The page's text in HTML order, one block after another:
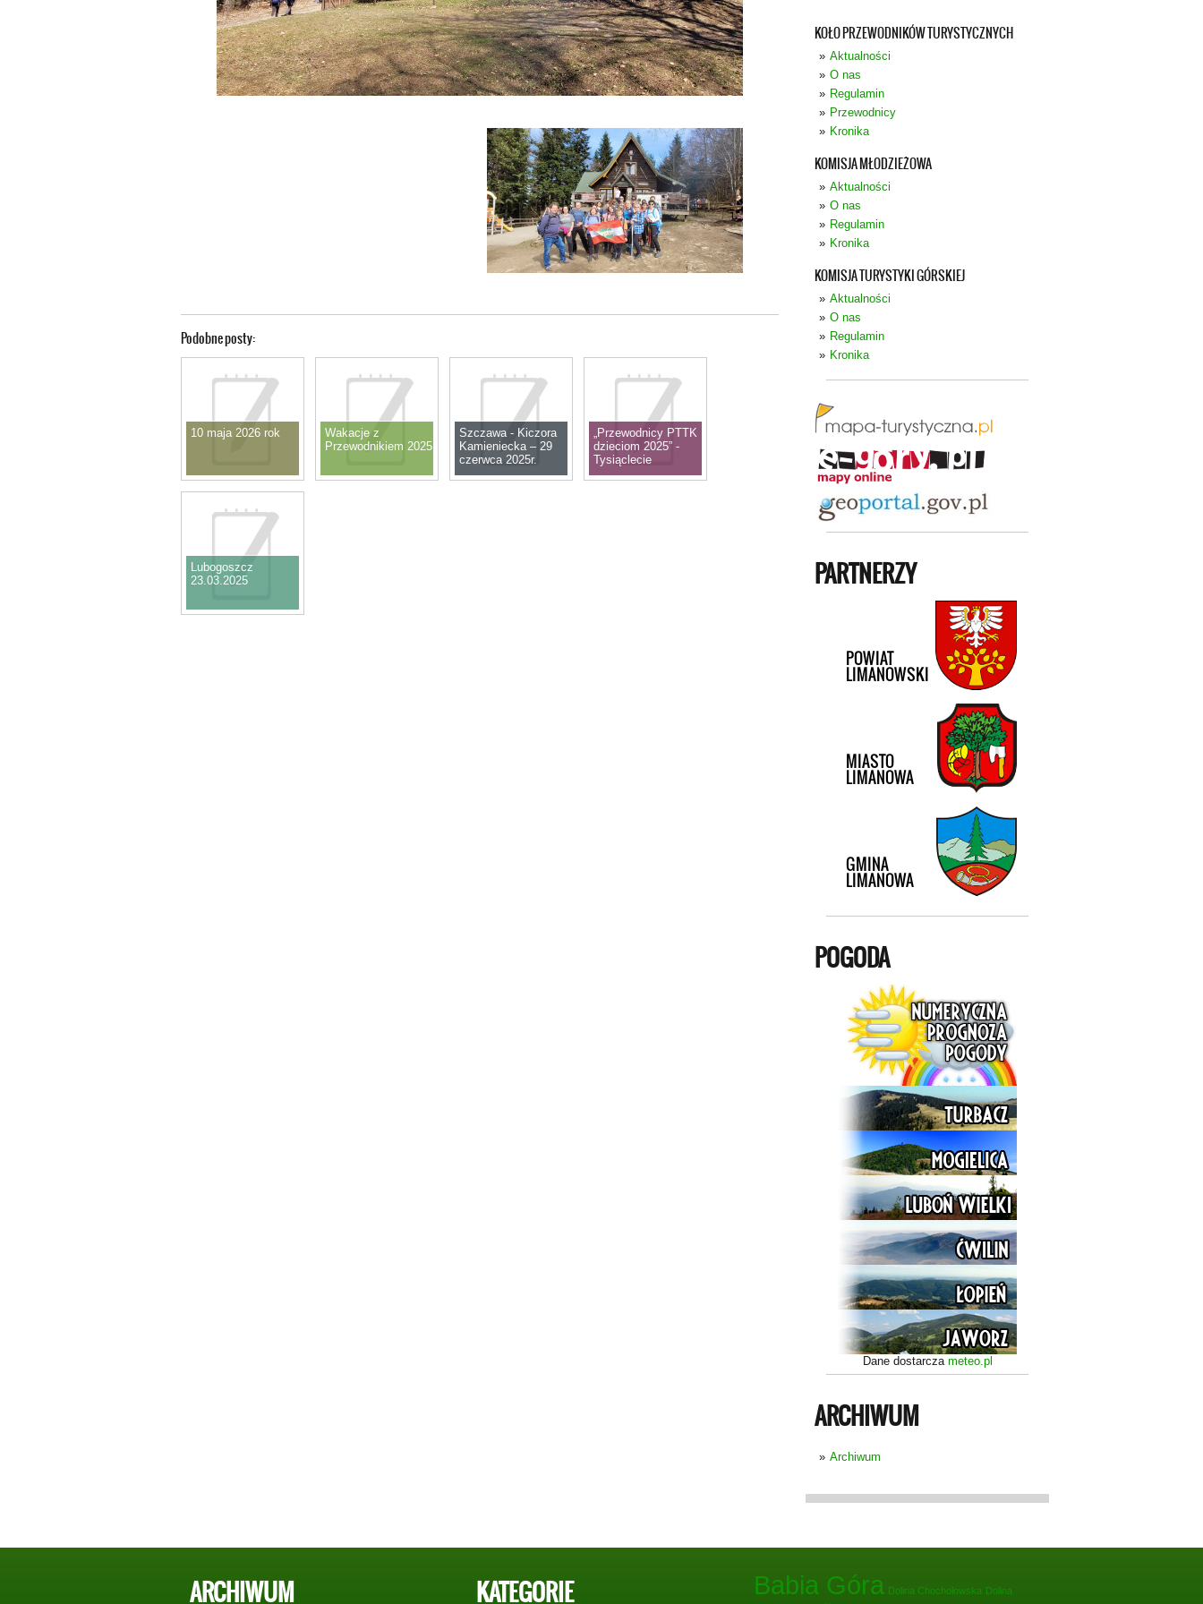
KOŁO PRZEWODNIKÓW TURYSTYCZNYCH
Aktualności
O nas
Regulamin
Przewodnicy
Kronika
KOMISJA MŁODZIEŻOWA
Aktualności
O nas
Regulamin
Kronika
KOMISJA TURYSTYKI GÓRSKIEJ
Aktualności
O nas
Regulamin
Kronika
PARTNERZY
POGODA
Dane dostarcza meteo.pl
ARCHIWUM
Archiwum
Podobne posty:
10 maja 2026 rok
Wakacje z
Przewodnikiem 2025
Szczawa - Kiczora
Kamieniecka – 29
czerwca 2025r.
„Przewodnicy PTTK
dzieciom 2025” -
Tysiąclecie
Królestwa Polskiego
Lubogoszcz
23.03.2025
ARCHIWUM KATEGORIE Babia Góra Dolina Chochołowska Dolina